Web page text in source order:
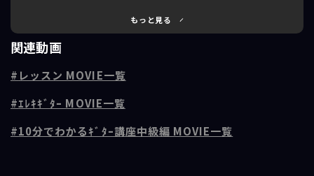
■課題曲：B'z「Brotherhood」
間でも非常に人気の高い楽曲です。
■レッスンポイント
コードとブリッジミュートの強さ/ピッキングハーモニクス
■講師紹介：阿部学
もっと見る
関連動画
レッスン MOVIE一覧
ｴﾚｷｷﾞﾀｰ MOVIE一覧
10分でわかるｷﾞﾀｰ講座中級編 MOVIE一覧